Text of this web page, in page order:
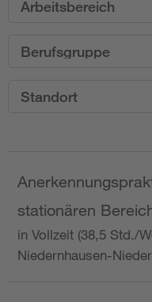
Arbeitsbereich
Berufsgruppe
Standort
stationären
in Vollzeit (38,5 Std./
Niedernhausen-